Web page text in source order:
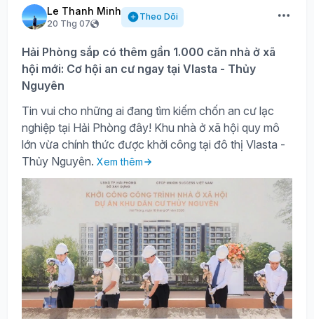
Le Thanh Minh
20 Thg 07
Theo Dõi
Hải Phòng sắp có thêm gần 1.000 căn nhà ở xã
hội mới: Cơ hội an cư ngay tại Vlasta - Thủy
Nguyên
Tin vui cho những ai đang tìm kiếm chốn an cư lạc
nghiệp tại Hải Phòng đây! Khu nhà ở xã hội quy mô
lớn vừa chính thức được khởi công tại đô thị Vlasta -
Thủy Nguyên. Xem thêm